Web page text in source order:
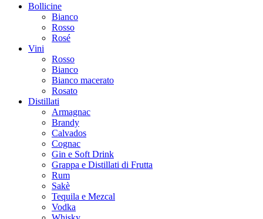
Bollicine
Bianco
Rosso
Rosé
Vini
Rosso
Bianco
Bianco macerato
Rosato
Distillati
Armagnac
Brandy
Calvados
Cognac
Gin e Soft Drink
Grappa e Distillati di Frutta
Rum
Sakè
Tequila e Mezcal
Vodka